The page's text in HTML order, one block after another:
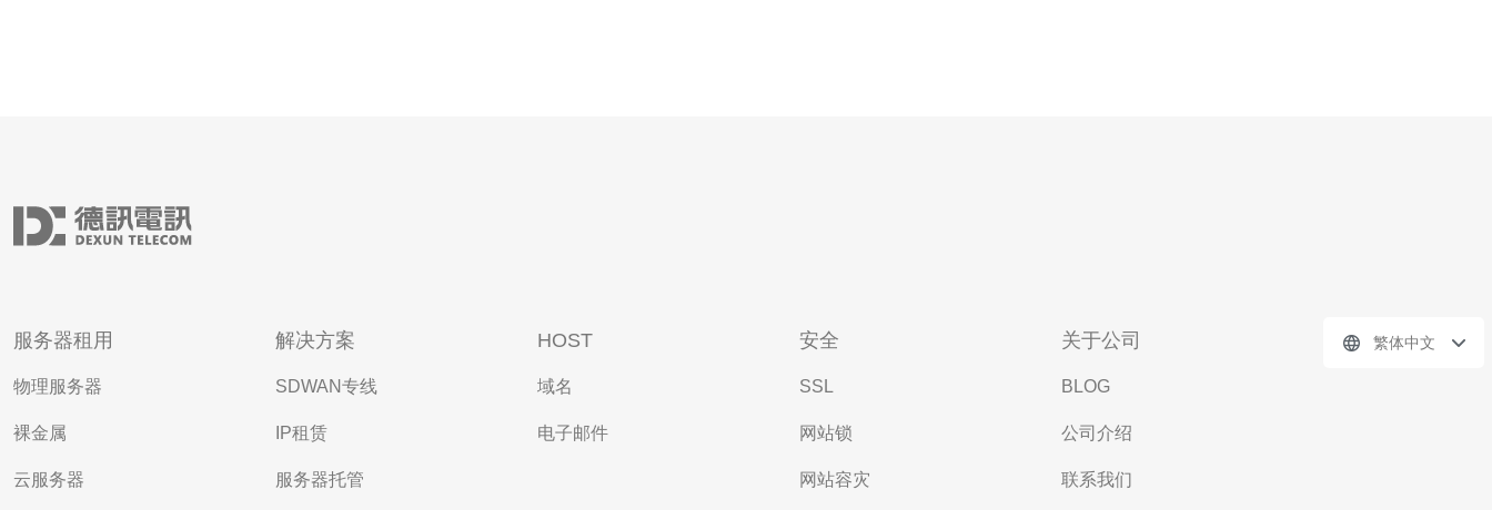
服务器租用
物理服务器
裸金属
云服务器
解决方案
SDWAN专线
IP租赁
服务器托管
HOST
域名
电子邮件
安全
SSL
网站锁
网站容灾
关于公司
BLOG
公司介绍
联系我们
繁体中文